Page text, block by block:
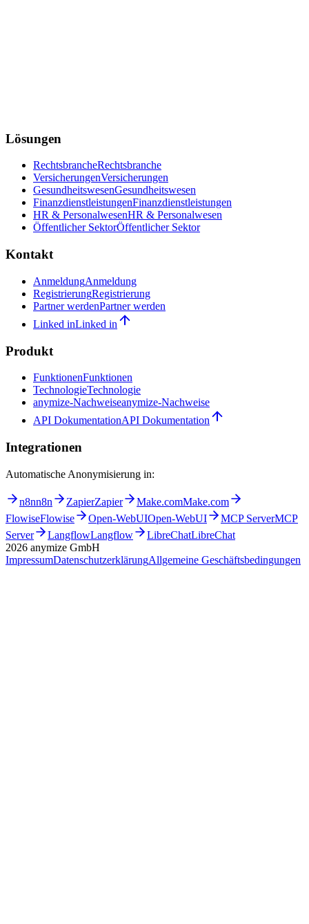
Lösungen
RechtsbrancheRechtsbranche
VersicherungenVersicherungen
GesundheitswesenGesundheitswesen
FinanzdienstleistungenFinanzdienstleistungen
HR & PersonalwesenHR & Personalwesen
Öffentlicher SektorÖffentlicher Sektor
Kontakt
AnmeldungAnmeldung
RegistrierungRegistrierung
Partner werdenPartner werden
Linked inLinked in
Produkt
FunktionenFunktionen
TechnologieTechnologie
anymize-Nachweiseanymize-Nachweise
API DokumentationAPI Dokumentation
Integrationen
Automatische Anonymisierung in:
n8nn8n ZapierZapier Make.comMake.com
FlowiseFlowise Open-WebUIOpen-WebUI MCP ServerMCP
Server
LangflowLangflow LibreChatLibreChat
2026 anymize GmbH
ImpressumDatenschutzerklärungAllgemeine Geschäftsbedingungen